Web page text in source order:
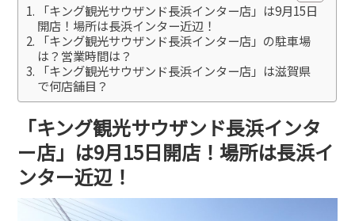
「キング観光サウザンド長浜インター店」は9月15日
開店！場所は長浜インター近辺！
「キング観光サウザンド長浜インター店」の駐車場
は？営業時間は？
「キング観光サウザンド長浜インター店」は滋賀県
で何店舗目？
「キング観光サウザンド長浜インタ
ー店」は9月15日開店！場所は長浜イ
ンター近辺！